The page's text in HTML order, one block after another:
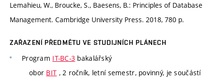
Lemahieu, W., Broucke, S., Baesens, B.: Principles of Database
Management. Cambridge University Press. 2018, 780 p.
ZAŘAZENÍ PŘEDMĚTU VE STUDIJNÍCH PLÁNECH
Program IT-BC-3 bakalářský
obor BIT , 2 ročník, letní semestr, povinný, je součástí